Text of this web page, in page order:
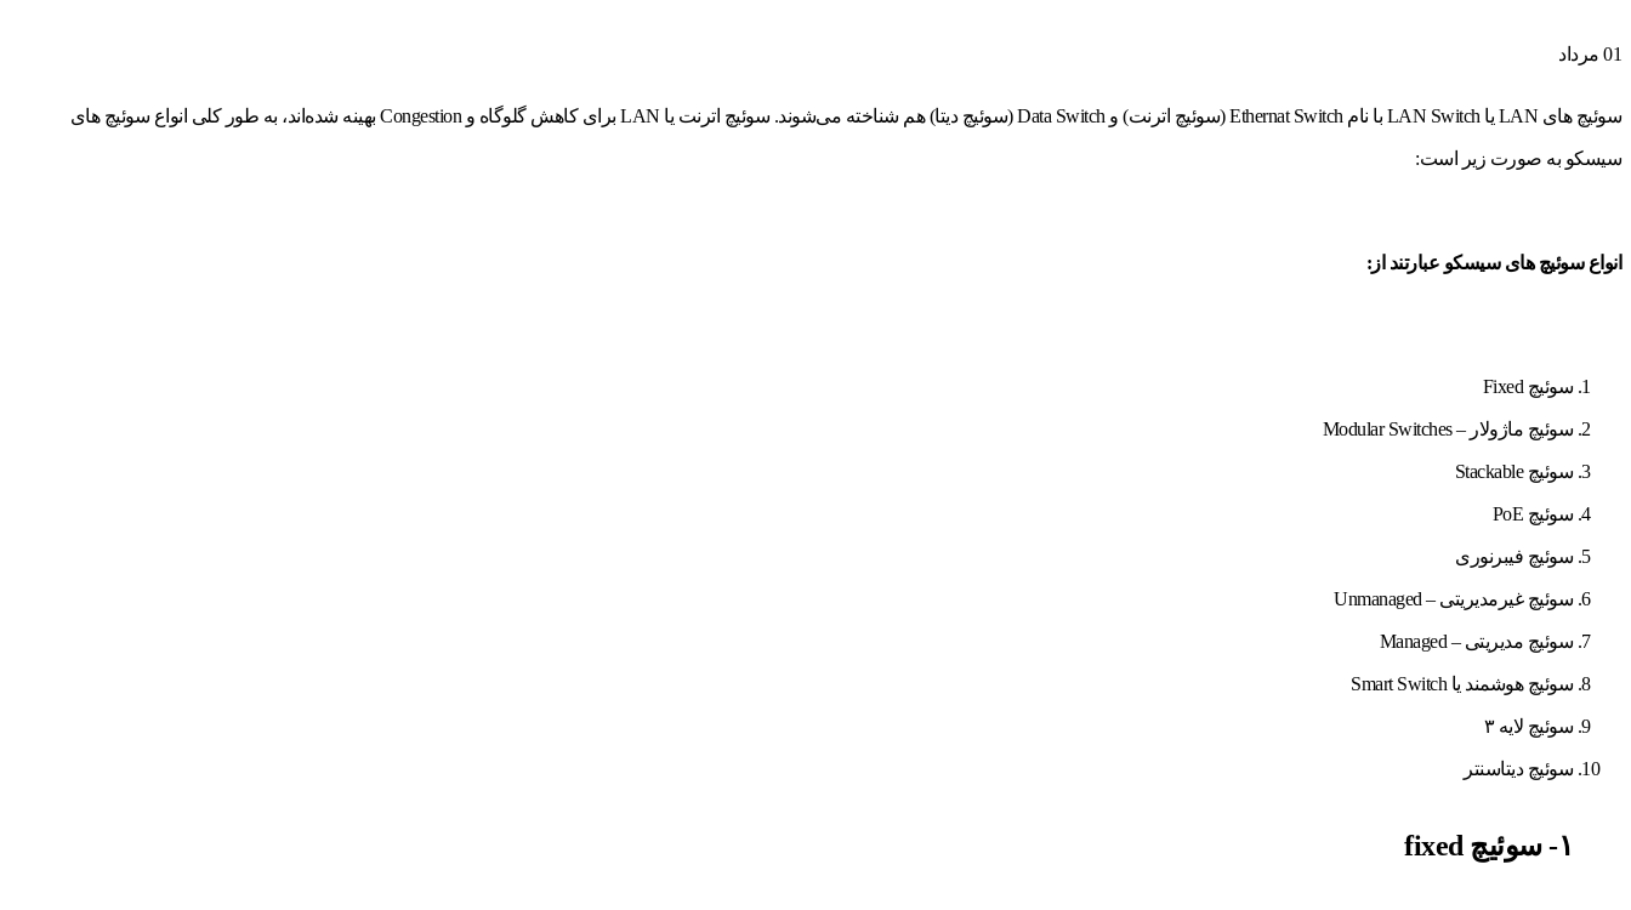
01 مرداد
سوئیچ های LAN یا LAN Switch با نام Ethernat Switch (سوئیچ اترنت) و Data Switch (سوئیچ دیتا) هم شناخته می‌شوند. سوئیچ اترنت یا LAN برای کاهش گلوگاه و Congestion بهینه شده‌اند، به طور کلی انواع سوئیچ های
سیسکو به صورت زیر است:
انواع سوئیچ های سیسکو عبارتند از:
سوئیچ Fixed
سوئیچ ماژولار – Modular Switches
سوئیچ Stackable
سوئیچ PoE
سوئیچ فیبرنوری
سوئیچ غیرمدیریتی – Unmanaged
سوئیچ مدیریتی – Managed
سوئیچ هوشمند یا Smart Switch
سوئیچ لایه ۳
سوئیچ دیتاسنتر
۱- سوئیچ fixed